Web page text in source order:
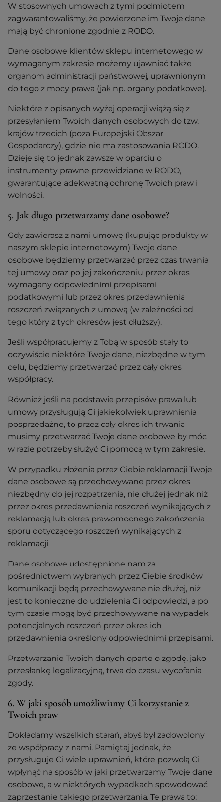
W stosownych umowach z tymi podmiotem
zagwarantowaliśmy, że powierzone im Twoje dane
mają być chronione zgodnie z RODO.
Dane osobowe klientów sklepu internetowego w
wymaganym zakresie możemy ujawniać także
organom administracji państwowej, uprawnionym
do tego z mocy prawa (jak np. organy podatkowe).
Niektóre z opisanych wyżej operacji wiążą się z
przesyłaniem Twoich danych osobowych do tzw.
krajów trzecich (poza Europejski Obszar
Gospodarczy), gdzie nie ma zastosowania RODO.
Dzieje się to jednak zawsze w oparciu o
instrumenty prawne przewidziane w RODO,
gwarantujące adekwatną ochronę Twoich praw i
wolności.
5. Jak długo przetwarzamy dane osobowe?
Gdy zawierasz z nami umowę (kupując produkty w
naszym sklepie internetowym) Twoje dane
osobowe będziemy przetwarzać przez czas trwania
tej umowy oraz po jej zakończeniu przez okres
wymagany odpowiednimi przepisami
podatkowymi lub przez okres przedawnienia
roszczeń związanych z umową (w zależności od
tego który z tych okresów jest dłuższy).
Jeśli współpracujemy z Tobą w sposób stały to
oczywiście niektóre Twoje dane, niezbędne w tym
celu, będziemy przetwarzać przez cały okres
współpracy.
Również jeśli na podstawie przepisów prawa lub
umowy przysługują Ci jakiekolwiek uprawnienia
posprzedażne, to przez cały okres ich trwania
musimy przetwarzać Twoje dane osobowe by móc
w razie potrzeby służyć Ci pomocą w tym zakresie.
W przypadku złożenia przez Ciebie reklamacji Twoje
dane osobowe są przechowywane przez okres
niezbędny do jej rozpatrzenia, nie dłużej jednak niż
przez okres przedawnienia roszczeń wynikających z
reklamacją lub okres prawomocnego zakończenia
sporu dotyczącego roszczeń wynikających z
reklamacji
Dane osobowe udostępnione nam za
pośrednictwem wybranych przez Ciebie środków
komunikacji będą przechowywane nie dłużej, niż
jest to konieczne do udzielenia Ci odpowiedzi, a po
tym czasie mogą być przechowywane na wypadek
potencjalnych roszczeń przez okres ich
przedawnienia określony odpowiednimi przepisami.
Przetwarzanie Twoich danych oparte o zgodę, jako
przesłankę legalizacyjną, trwa do czasu wycofania
zgody.
6. W jaki sposób umożliwiamy Ci korzystanie z
Twoich praw
Dokładamy wszelkich starań, abyś był zadowolony
ze współpracy z nami. Pamiętaj jednak, że
przysługuje Ci wiele uprawnień, które pozwolą Ci
wpłynąć na sposób w jaki przetwarzamy Twoje dane
osobowe, a w niektórych wypadkach spowodować
zaprzestanie takiego przetwarzania. Te prawa to: